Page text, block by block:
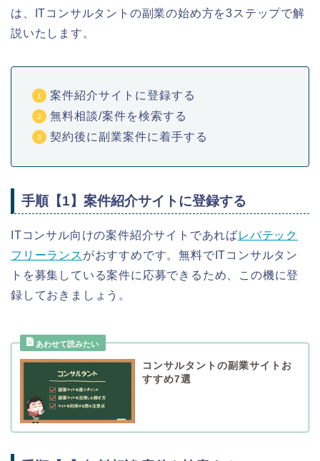
は、ITコンサルタントの副業の始め方を3ステップで解
説いたします。
案件紹介サイトに登録する
無料相談/案件を検索する
契約後に副業案件に着手する
手順【1】案件紹介サイトに登録する
ITコンサル向けの案件紹介サイトであればレバテック
フリーランス がおすすめです。無料でITコンサルタン
トを募集している案件に応募できるため、この機に登
録しておきましょう。
コンサルタントの副業サイトお
すすめ7選